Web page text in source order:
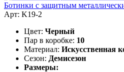
Ботинки с защитным
Арт: K19-2
Цвет: Черный
Пар в коробке: 10
Материал: Искусственная
Сезон: Демисезон
Размеры: